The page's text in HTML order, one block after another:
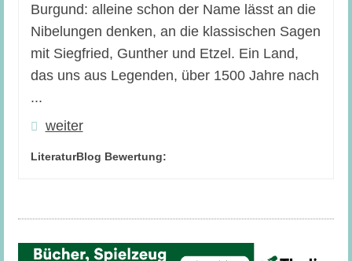
Burgund: alleine schon der Name lässt an die
Nibelungen denken, an die klassischen Sagen
mit Siegfried, Gunther und Etzel. Ein Land,
das uns aus Legenden, über 1500 Jahre nach
...
weiter
LiteraturBlog Bewertung: